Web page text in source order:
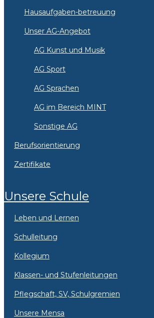
Hausaufgaben-betreuung
Unser AG-Angebot
AG Kunst und Musik
AG Sport
AG Sprachen
AG im Bereich MINT
Sonstige AG
Berufsorientierung
Zertifikate
Unsere Schule
Leben und Lernen
Schulleitung
Kollegium
Klassen- und Stufenleitungen
Pflegschaft, SV, Schulgremien
Unsere Mensa